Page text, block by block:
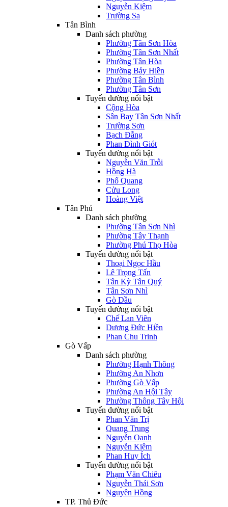
Nguyễn Kiệm
Trường Sa
Tân Bình
Danh sách phường
Phường Tân Sơn Hòa
Phường Tân Sơn Nhất
Phường Tân Hòa
Phường Bảy Hiền
Phường Tân Bình
Phường Tân Sơn
Tuyến đường nổi bật
Cộng Hòa
Sân Bay Tân Sơn Nhất
Trường Sơn
Bạch Đằng
Phan Đình Giót
Tuyến đường nổi bật
Nguyễn Văn Trỗi
Hồng Hà
Phổ Quang
Cửu Long
Hoàng Việt
Tân Phú
Danh sách phường
Phường Tân Sơn Nhì
Phường Tây Thạnh
Phường Phú Thọ Hòa
Tuyến đường nổi bật
Thoại Ngọc Hầu
Lê Trọng Tấn
Tân Kỳ Tân Quý
Tân Sơn Nhì
Gò Dầu
Tuyến đường nổi bật
Chế Lan Viên
Dương Đức Hiền
Phan Chu Trinh
Gò Vấp
Danh sách phường
Phường Hạnh Thông
Phường An Nhơn
Phường Gò Vấp
Phường An Hội Tây
Phường Thông Tây Hội
Tuyến đường nổi bật
Phan Văn Trị
Quang Trung
Nguyễn Oanh
Nguyễn Kiệm
Phan Huy Ích
Tuyến đường nổi bật
Phạm Văn Chiêu
Nguyễn Thái Sơn
Nguyên Hồng
TP. Thủ Đức